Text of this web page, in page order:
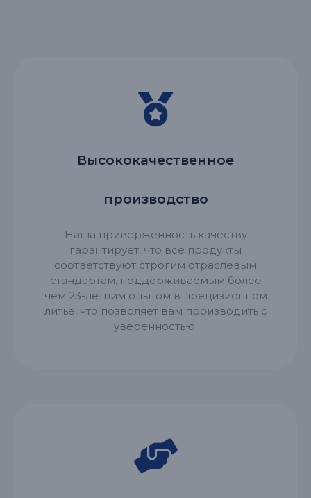
Высококачественное
производство
Наша приверженность качеству
гарантирует, что все продукты
соответствуют строгим отраслевым
стандартам, поддерживаемым более
чем 23-летним опытом в прецизионном
литье, что позволяет вам производить с
уверенностью.